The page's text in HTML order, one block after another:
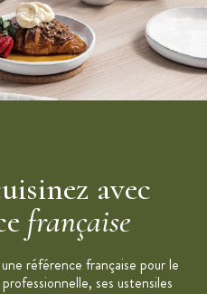
avec
française
référence française pour le
ses ustensiles